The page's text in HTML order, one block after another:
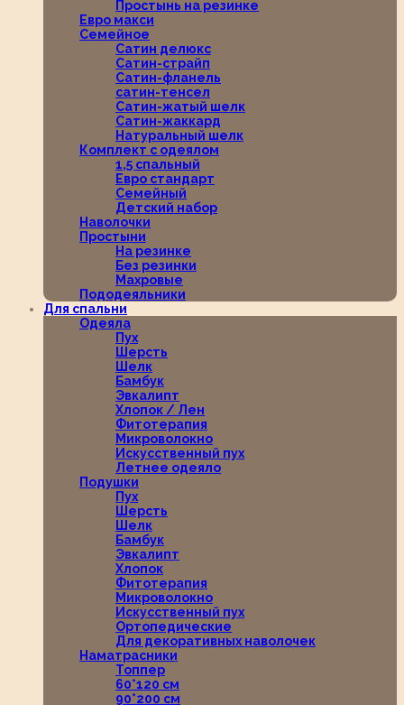
Простынь на резинке
Евро макси
Семейное
Сатин делюкс
Сатин-страйп
Сатин-фланель
сатин-тенсел
Сатин-жатый шелк
Сатин-жаккард
Натуральный шелк
Комплект с одеялом
1,5 спальный
Евро стандарт
Семейный
Детский набор
Наволочки
Простыни
На резинке
Без резинки
Махровые
Пододеяльники
Для спальни
Одеяла
Пух
Шерсть
Шелк
Бамбук
Эвкалипт
Хлопок / Лен
Фитотерапия
Микроволокно
Искусственный пух
Летнее одеяло
Подушки
Пух
Шерсть
Шелк
Бамбук
Эвкалипт
Хлопок
Фитотерапия
Микроволокно
Искусственный пух
Ортопедические
Для декоративных наволочек
Наматрасники
Топпер
60*120 см
90*200 см